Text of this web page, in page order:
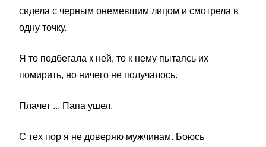
сидела с черным онемевшим лицом и смотрела в
одну точку.
Я то подбегала к ней, то к нему пытаясь их
помирить, но ничего не получалось.
Плачет ... Папа ушел.
С тех пор я не доверяю мужчинам. Боюсь